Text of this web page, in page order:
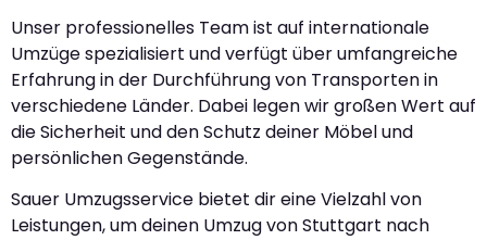
Unser professionelles Team ist auf internationale
Umzüge spezialisiert und verfügt über umfangreiche
Erfahrung in der Durchführung von Transporten in
verschiedene Länder. Dabei legen wir großen Wert auf
die Sicherheit und den Schutz deiner Möbel und
persönlichen Gegenstände.
Sauer Umzugsservice bietet dir eine Vielzahl von
Leistungen, um deinen Umzug von Stuttgart nach